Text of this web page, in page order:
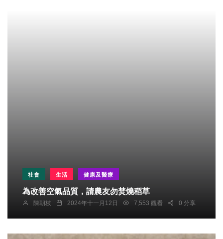
社會 生活 健康及醫療
為改善空氣品質，請農友勿焚燒稻草
陳朝枝 2024年十一月12日 7,553 觀看 0 分享